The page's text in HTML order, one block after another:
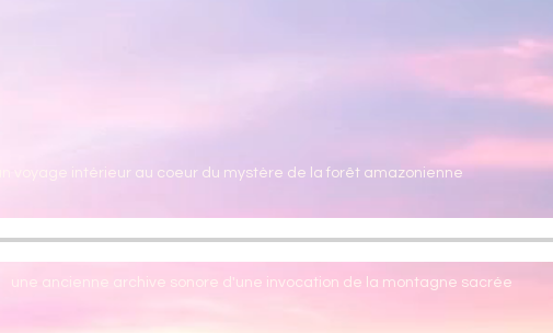
un voyage intérieur au coeur du mystère de la forêt amazonienne
une ancienne archive sonore d'une invocation de la montagne sacrée